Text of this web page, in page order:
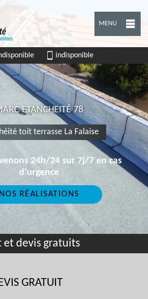
MENU
indisponible
ETANCHEITÉ 78
toit terrasse La Falaise
24h/24 sur 7j/7 en cas
d'urgence
NOS RÉALISATIONS
et devis gratuits
GRATUIT